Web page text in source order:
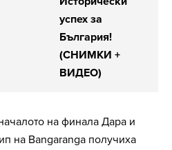
успех за
България!
(СНИМКИ +
ВИДЕО)
на финала Дара и
на Bangaranga получиха